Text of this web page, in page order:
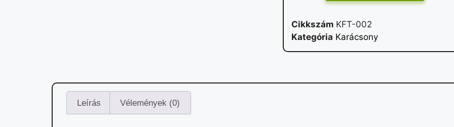
Cikkszám KFT-002
Kategória Karácsony
Leírás Vélemények (0)